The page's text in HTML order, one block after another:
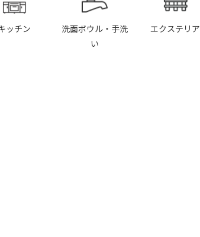
ッチン
洗面ボウル・手洗
い
エクステリア